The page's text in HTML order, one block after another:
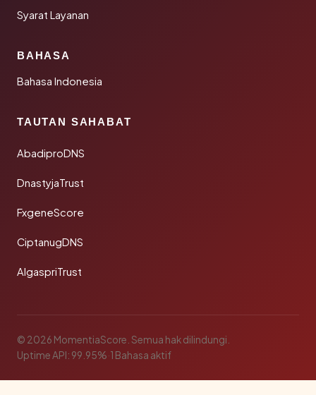
Syarat Layanan
BAHASA
Bahasa Indonesia
TAUTAN SAHABAT
AbadiproDNS
DnastyjaTrust
FxgeneScore
CiptanugDNS
AlgaspriTrust
© 2026 MomentiaScore. Semua hak dilindungi.
Uptime API: 99.95%·1 Bahasa aktif